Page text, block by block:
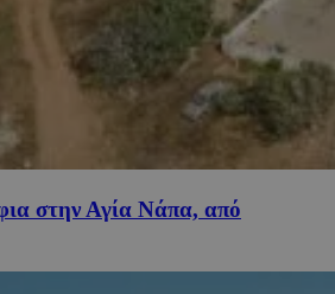
στην Αγία Νάπα, από